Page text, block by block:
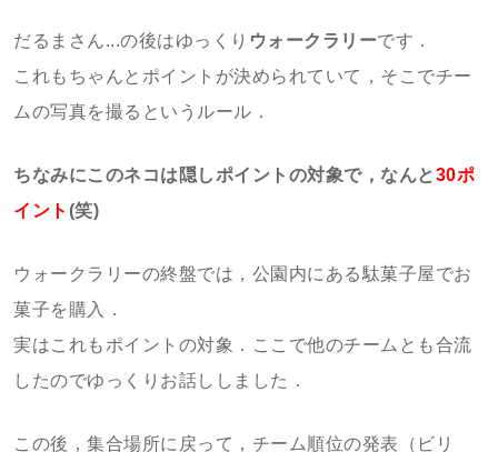
だるまさん...の後はゆっくり ウォークラリーです．
これもちゃんとポイントが決められていて，そこでチー
ムの写真を撮るというルール．
ちなみにこのネコは隠しポイントの対象で，なんと30ポ
イント (笑)
ウォークラリーの終盤では，公園内にある駄菓子屋でお
菓子を購入．
実はこれもポイントの対象．ここで他のチームとも合流
したのでゆっくりお話ししました．
この後，集合場所に戻って，チーム順位の発表（ビリ